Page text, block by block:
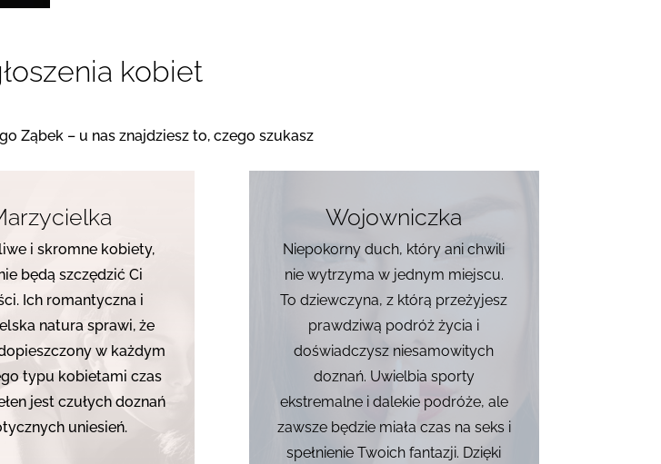
kobiet
Ząbek – u nas znajdziesz to, czego szukasz
i skromne kobiety,
będą szczędzić Ci
Ich romantyczna i
natura sprawi, że
w każdym
typu kobietami czas
jest czułych doznań
uniesień.
Wojowniczka
Niepokorny duch, który ani chwili
nie wytrzyma w jednym miejscu.
To dziewczyna, z którą przeżyjesz
prawdziwą podróż życia i
doświadczysz niesamowitych
doznań. Uwielbia sporty
ekstremalne i dalekie podróże, ale
zawsze będzie miała czas na seks i
spełnienie Twoich fantazji. Dzięki